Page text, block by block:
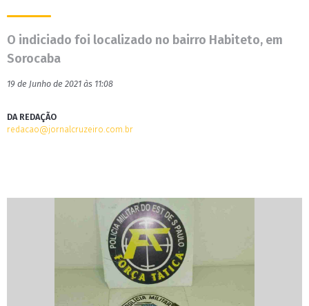
O indiciado foi localizado no bairro Habiteto, em
Sorocaba
19 de Junho de 2021 às 11:08
DA REDAÇÃO
redacao@jornalcruzeiro.com.br